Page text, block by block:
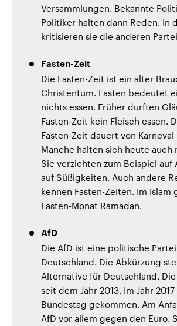
Versammlungen. Bekannte
Politiker halten dann Reden. In
kritisieren sie die anderen
Fasten-Zeit
Die Fasten-Zeit ist ein alter
Christentum. Fasten bedeutet
nichts essen. Früher durften
Fasten-Zeit kein Fleisch essen.
Fasten-Zeit dauert von Karneval
Manche halten sich heute auch
Sie verzichten zum Beispiel auf
auf Süßigkeiten. Auch andere
kennen Fasten-Zeiten. Im Islam
Fasten-Monat Ramadan.
AfD
Die AfD ist eine politische
Deutschland. Die Abkürzung
Alternative für Deutschland.
seit dem Jahr 2013. Im Jahr
Bundestag gekommen. Am
AfD vor allem gegen den Euro.